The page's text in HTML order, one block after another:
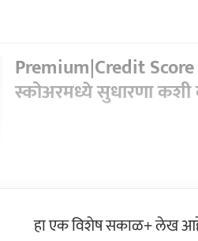
Premium|Credit
स्कोअरमध्ये सुधारणा कशी
हा एक विशेष सकाळ+ लेख